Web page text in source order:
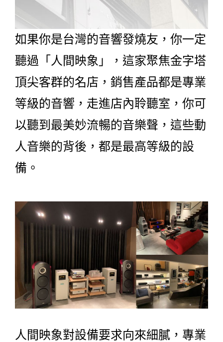
如果你是台灣的音響發燒友，你一定
聽過「人間映象」，這家聚焦金字塔
頂尖客群的名店，銷售產品都是專業
等級的音響，走進店內聆聽室，你可
以聽到最美妙流暢的音樂聲，這些動
人音樂的背後，都是最高等級的設
備。
人間映象對設備要求向來細膩，專業